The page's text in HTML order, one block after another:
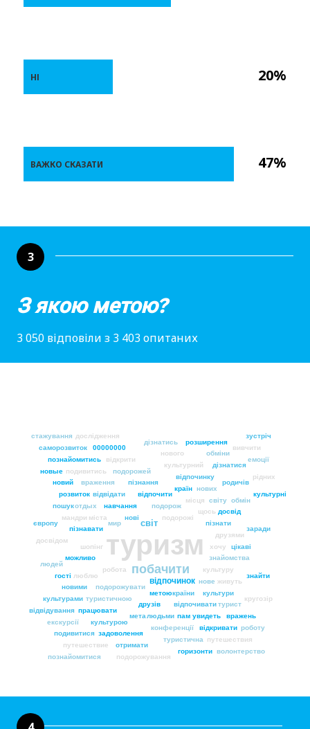
20%
47%
НІ
ВАЖКО СКАЗАТИ
3
З якою метою?
3 050 відповіли з 3 403 опитаних
туризм
побачити
світ
відпочинок
подорожі
подорожувати
нові
навчання
робота
подорож
країни
метою
місця
туристичною
відвідати відпочити
щось
нове
відпочивати
друзів
міста
нових
пізнати
країн
культуру
світу
культури
працювати
хочу
враження пізнання
увидеть
шопінг
мир
людьми
пізнавати
люблю
отдых
відпочинку
досвід
друзями
знайомства
культурою
можливо
подивитись
подорожей
родичів
відкривати
живуть
конференції
новими
розвиток
культурний
турист
дізнатися
задоволення
мандри
обмін
подивитися
познайомитись
путешествия
туристична
цікаві
вражень
відкрити
екскурсії
культурами
новий
нового обміни
отримати
пам
путешествие
роботу
саморозвиток 00000000 вивчити
волонтерство
відвідування
горизонти
досвідом
дізнатись
заради
знайти
кругозір
людей
мета
новые
подорожування
познайомитися
пошук
розширення
рідних
стажування
європу
гості
дослідження
емоції
зустріч
культурні